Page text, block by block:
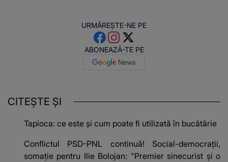
URMĂREȘTE-NE PE
ABONEAZĂ-TE PE
CITEȘTE ȘI
Tapioca: ce este și cum poate fi utilizată în bucătărie
Conflictul PSD-PNL continuă! Social-democrații,
somație pentru Ilie Bolojan: "Premier sinecurist și o